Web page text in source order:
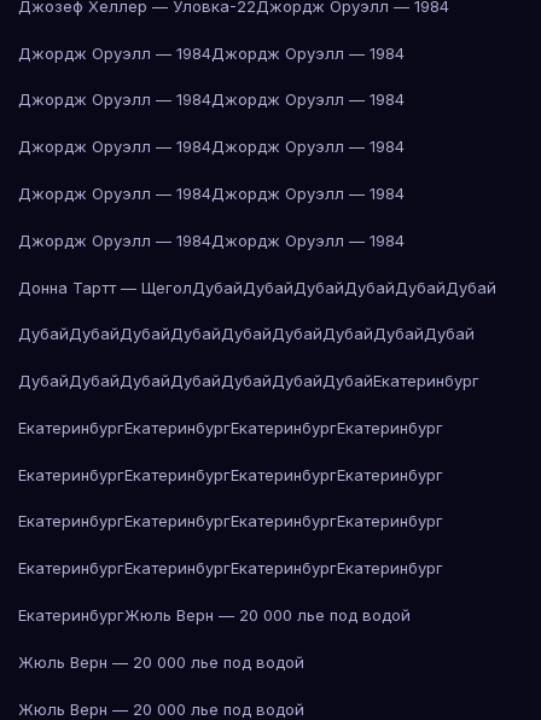
Джозеф Хеллер — Уловка-22Джордж Оруэлл — 1984
Джордж Оруэлл — 1984Джордж Оруэлл — 1984
Джордж Оруэлл — 1984Джордж Оруэлл — 1984
Джордж Оруэлл — 1984Джордж Оруэлл — 1984
Джордж Оруэлл — 1984Джордж Оруэлл — 1984
Джордж Оруэлл — 1984Джордж Оруэлл — 1984
Донна Тартт — ЩеголДубайДубайДубайДубайДубайДубай
ДубайДубайДубайДубайДубайДубайДубайДубайДубай
ДубайДубайДубайДубайДубайДубайДубайЕкатеринбург
ЕкатеринбургЕкатеринбургЕкатеринбургЕкатеринбург
ЕкатеринбургЕкатеринбургЕкатеринбургЕкатеринбург
ЕкатеринбургЕкатеринбургЕкатеринбургЕкатеринбург
ЕкатеринбургЕкатеринбургЕкатеринбургЕкатеринбург
ЕкатеринбургЖюль Верн — 20 000 лье под водой
Жюль Верн — 20 000 лье под водой
Жюль Верн — 20 000 лье под водой